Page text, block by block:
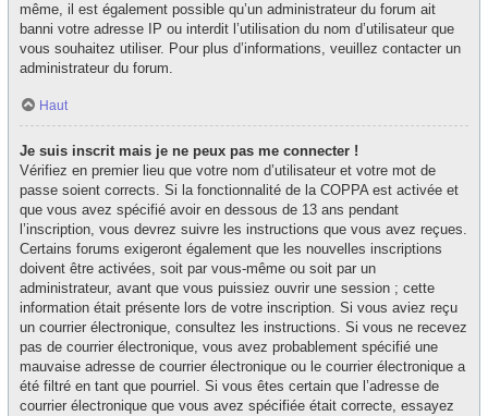
même, il est également possible qu’un administrateur du forum ait
banni votre adresse IP ou interdit l’utilisation du nom d’utilisateur que
vous souhaitez utiliser. Pour plus d’informations, veuillez contacter un
administrateur du forum.
Haut
Je suis inscrit mais je ne peux pas me connecter !
Vérifiez en premier lieu que votre nom d’utilisateur et votre mot de
passe soient corrects. Si la fonctionnalité de la COPPA est activée et
que vous avez spécifié avoir en dessous de 13 ans pendant
l’inscription, vous devrez suivre les instructions que vous avez reçues.
Certains forums exigeront également que les nouvelles inscriptions
doivent être activées, soit par vous-même ou soit par un
administrateur, avant que vous puissiez ouvrir une session ; cette
information était présente lors de votre inscription. Si vous aviez reçu
un courrier électronique, consultez les instructions. Si vous ne recevez
pas de courrier électronique, vous avez probablement spécifié une
mauvaise adresse de courrier électronique ou le courrier électronique a
été filtré en tant que pourriel. Si vous êtes certain que l’adresse de
courrier électronique que vous avez spécifiée était correcte, essayez